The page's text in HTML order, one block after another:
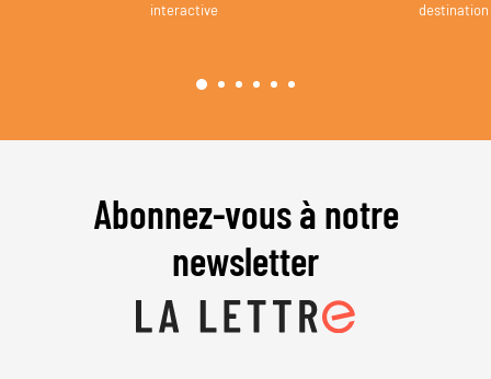
interactive
destination
Abonnez-vous à notre
newsletter